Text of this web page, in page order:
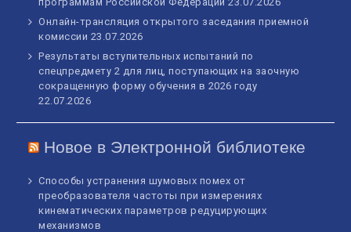
Онлайн-трансляция открытого заседания приемной
комиссии 23.07.2026
Результаты вступительных испытаний по
спецпредмету 2 для лиц, поступающих на заочную
сокращенную форму обучения в 2026 году
22.07.2026
Новое в Электронной библиотеке
Способы устранения шумовых помех от
преобразователя частоты при измерениях
кинематических параметров редуцирующих
механизмов